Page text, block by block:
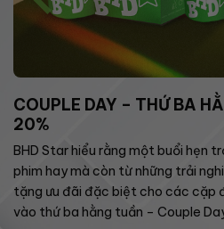
COUPLE DAY – THỨ BA
20%
BHD Star hiểu rằng một buổi hẹn
phim hay mà còn từ những trải
tặng ưu đãi đặc biệt cho các cặp
vào thứ ba hằng tuần – Couple